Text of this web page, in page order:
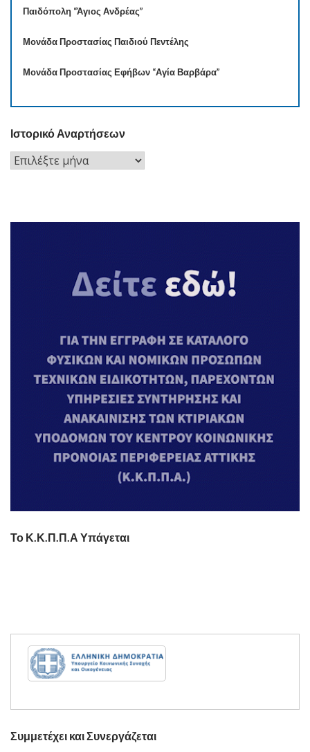
Παιδόπολη “Άγιος Ανδρέας”
Μονάδα Προστασίας Παιδιού Πεντέλης
Μονάδα Προστασίας Εφήβων “Αγία Βαρβάρα”
Ιστορικό Αναρτήσεων
Ιστορικό
Το Κ.Κ.Π.Π.Α Υπάγεται
Συμμετέχει και Συνεργάζεται